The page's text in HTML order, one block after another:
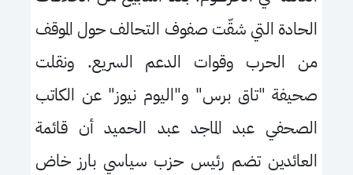
الحادة التي شقّت صفوف التحالف حول الموقف
من الحرب وقوات الدعم السريع. ونقلت
صحيفة "تاق برس" و"اليوم نيوز" عن الكاتب
الصحفي عبد الماجد عبد الحميد أن قائمة
العائدين تضم رئيس حزب سياسي بارز خاض